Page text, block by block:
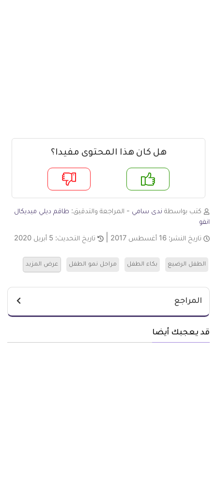
هل كان هذا المحتوى مفيدا؟
لا
كتب بواسطة ندى سامي - المراجعة والتدقيق: طاقم ديلي ميديكال
انفو
تاريخ النشر: 16 أغسطس 2017 تاريخ التحديث: 5 أبريل 2020
الطفل الرضيع بكاء الطفل مراحل نمو الطفل عرض المزيد
المراجع
قد يعجبك أيضا